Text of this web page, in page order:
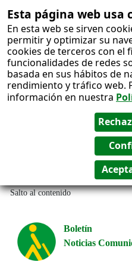
Esta página web usa
En esta web se sirven
permitir y optimizar su
cookies de terceros con el
funcionalidades de redes
basada en sus hábitos de
rendimiento y tráfico web.
información en nuestra
Salto al contenido
Boletín
Noticias